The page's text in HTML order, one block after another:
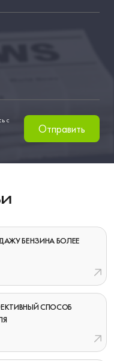
с
Отправить
БЕНЗИНА БОЛЕЕ
СПОСОБ